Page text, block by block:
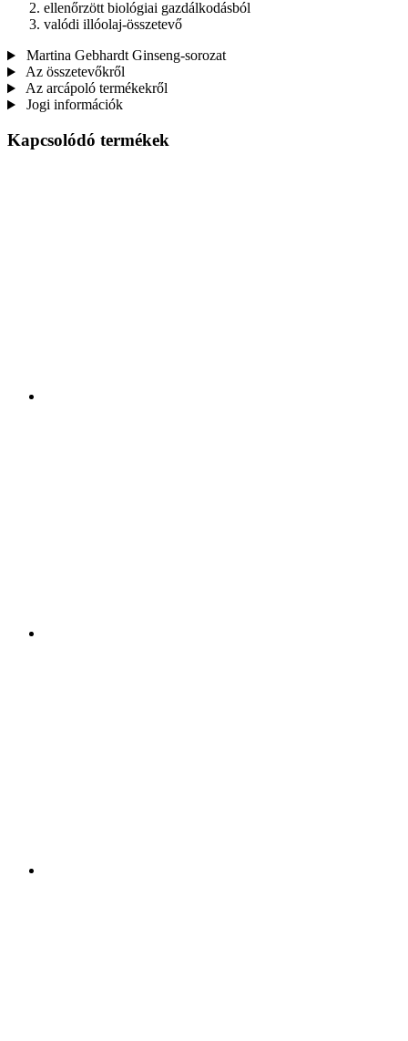
ellenőrzött biológiai gazdálkodásból
valódi illóolaj-összetevő
Martina Gebhardt Ginseng-sorozat
Az összetevőkről
Az arcápoló termékekről
Jogi információk
Kapcsolódó termékek